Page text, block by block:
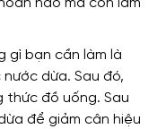
hảo mà còn làm
gì bạn cần làm là
dừa. Sau đó,
thức đồ uống. Sau
để giảm cân hiệu